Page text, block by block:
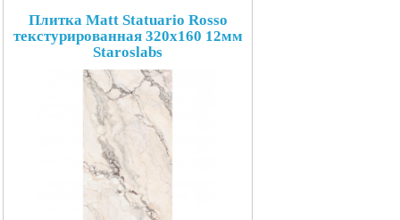
Плитка Matt Statuario Rosso
текстурированная 320x160 12мм
Staroslabs